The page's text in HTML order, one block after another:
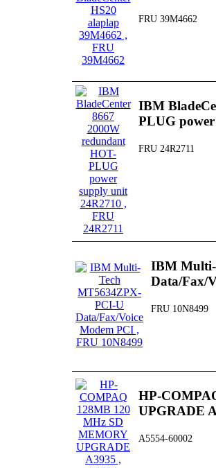
FRU 39M4662
IBM
PLUG
FRU 24R2711
IBM Multi-
Data/Fax/
FRU 10N8499
HP-
UPGRADE
A5554-60002